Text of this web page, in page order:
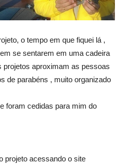
o tempo em que fiquei lá ,
se sentarem em uma cadeira
aproximam as pessoas
de parabéns , muito organizado
foram cedidas para mim do
projeto acessando o site